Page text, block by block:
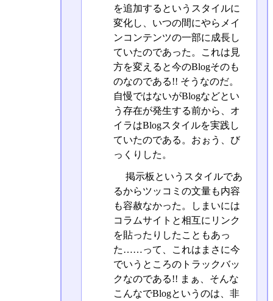
を追加するというスタイルに
変化し、いつの間にやらメイ
ンコンテンツの一部に成長し
ていたのであった。これは見
方を変えると今のBlogそのも
のなのである!! そうなのだ。
自慢ではないがBlogなどとい
う存在が発生する前から、オ
イラはBlogスタイルを実践し
ていたのである。おぉう、び
っくりした。
掲示板というスタイルであ
るからツッコミの文量も内容
も容赦なかった。しまいには
コラムサイトと相互にリンク
を貼ったりしたこともあっ
た……って、これはまさに今
でいうところのトラックバッ
クなのである!! まぁ、そんな
こんなでBlogというのは、非